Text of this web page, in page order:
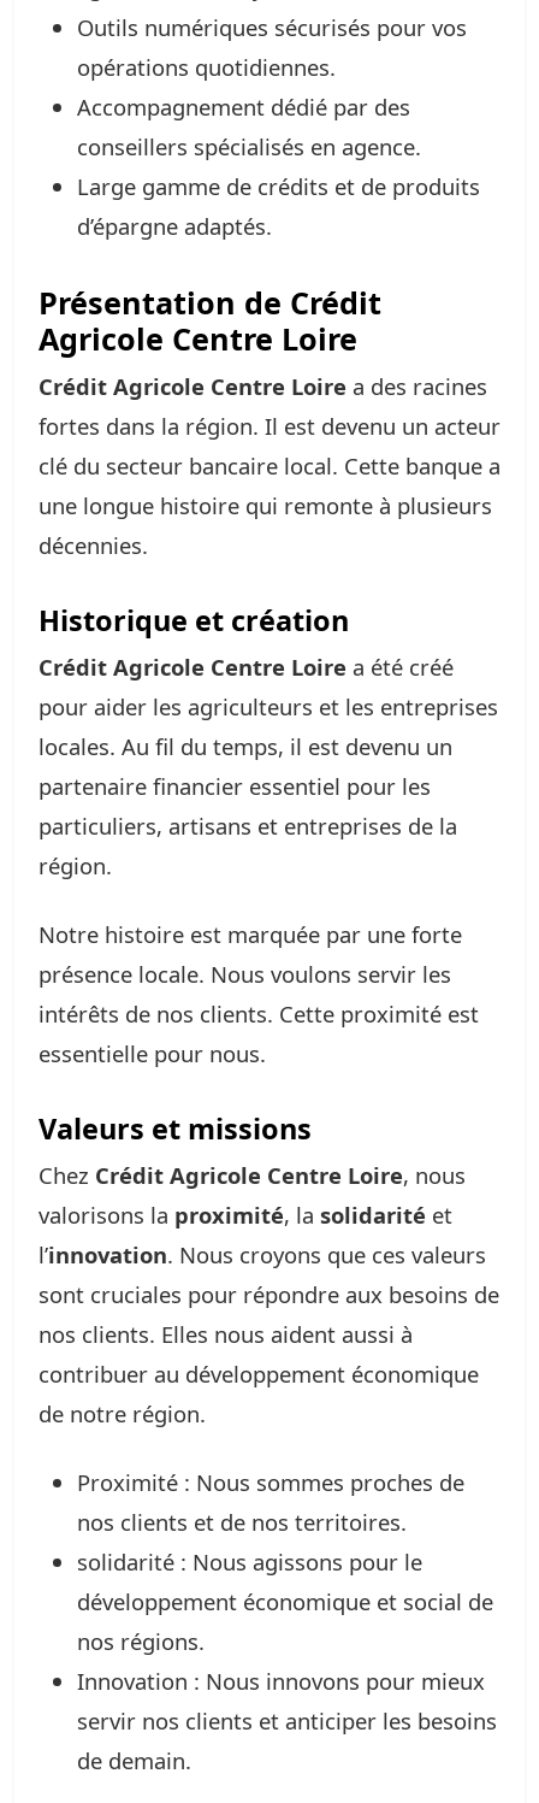
Outils numériques sécurisés pour vos
opérations quotidiennes.
Accompagnement dédié par des
conseillers spécialisés en agence.
Large gamme de crédits et de produits
d’épargne adaptés.
Présentation de Crédit
Agricole Centre Loire
Crédit Agricole Centre Loire a des racines
fortes dans la région. Il est devenu un acteur
clé du secteur bancaire local. Cette banque a
une longue histoire qui remonte à plusieurs
décennies.
Historique et création
Crédit Agricole Centre Loire a été créé
pour aider les agriculteurs et les entreprises
locales. Au fil du temps, il est devenu un
partenaire financier essentiel pour les
particuliers, artisans et entreprises de la
région.
Notre histoire est marquée par une forte
présence locale. Nous voulons servir les
intérêts de nos clients. Cette proximité est
essentielle pour nous.
Valeurs et missions
Chez Crédit Agricole Centre Loire, nous
valorisons la proximité, la solidarité et
l’innovation. Nous croyons que ces valeurs
sont cruciales pour répondre aux besoins de
nos clients. Elles nous aident aussi à
contribuer au développement économique
de notre région.
Proximité : Nous sommes proches de
nos clients et de nos territoires.
solidarité : Nous agissons pour le
développement économique et social de
nos régions.
Innovation : Nous innovons pour mieux
servir nos clients et anticiper les besoins
de demain.